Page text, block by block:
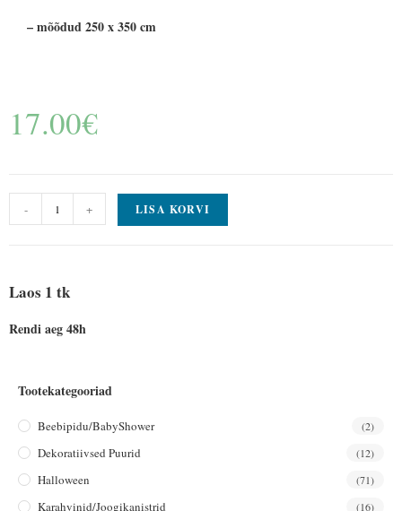
– mõõdud 250 x 350 cm
17.00€
- + LISA KORVI
Laos 1 tk
Rendi aeg 48h
Tootekategooriad
Beebipidu/BabyShower (2)
Dekoratiivsed Puurid (12)
Halloween (71)
Karahvinid/joogikanistrid (16)